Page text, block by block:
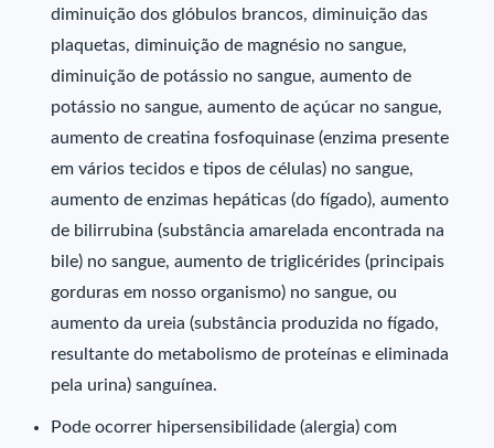
diminuição dos glóbulos brancos, diminuição das
plaquetas, diminuição de magnésio no sangue,
diminuição de potássio no sangue, aumento de
potássio no sangue, aumento de açúcar no sangue,
aumento de creatina fosfoquinase (enzima presente
em vários tecidos e tipos de células) no sangue,
aumento de enzimas hepáticas (do fígado), aumento
de bilirrubina (substância amarelada encontrada na
bile) no sangue, aumento de triglicérides (principais
gorduras em nosso organismo) no sangue, ou
aumento da ureia (substância produzida no fígado,
resultante do metabolismo de proteínas e eliminada
pela urina) sanguínea.
Pode ocorrer hipersensibilidade (alergia) com